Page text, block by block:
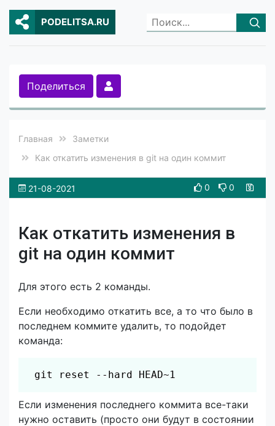
PODELITSA.RU
Поделиться
Главная
Заметки
Как откатить изменения в git на один коммит
21-08-2021 0 0
Как откатить изменения в
git на один коммит
Для этого есть 2 команды.
Если необходимо откатить все, а то что было в
последнем коммите удалить, то подойдет
команда:
git reset --hard HEAD~1
Если изменения последнего коммита все-таки
нужно оставить (просто они будут в состоянии